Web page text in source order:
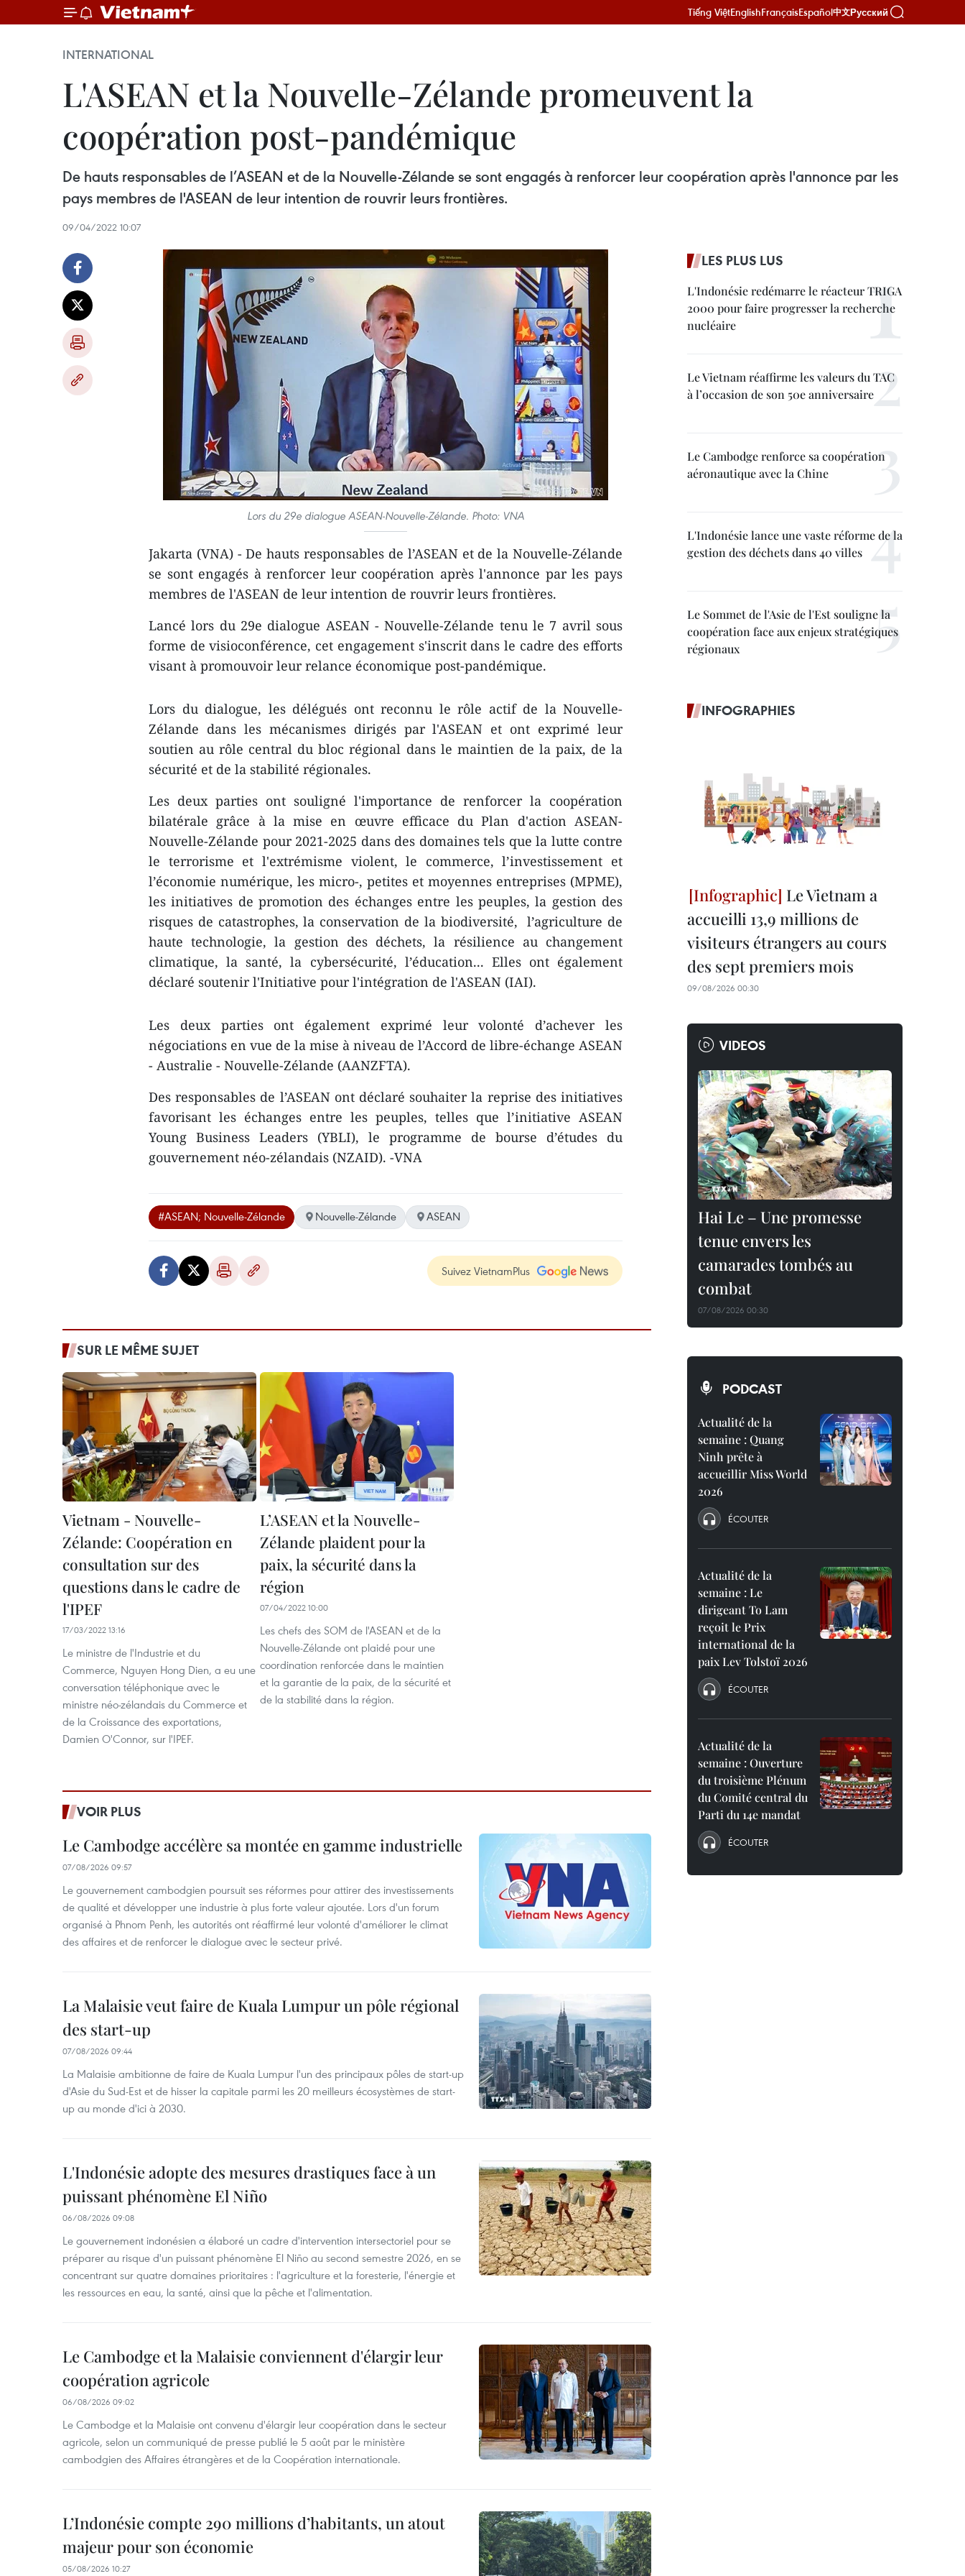
Tiếng ViệtEnglishFrançaisEspañol中文Русский
INTERNATIONAL
L'ASEAN et la Nouvelle-Zélande promeuvent la
coopération post-pandémique
De hauts responsables de l’ASEAN et de la Nouvelle-Zélande se sont engagés à renforcer leur coopération après l'annonce par les
pays membres de l'ASEAN de leur intention de rouvrir leurs frontières.
09/04/2022 10:07
Lors du 29e dialogue ASEAN-Nouvelle-Zélande. Photo: VNA
Jakarta (VNA) - De hauts responsables de l’ASEAN et de la Nouvelle-Zélande
se sont engagés à renforcer leur coopération après l'annonce par les pays
membres de l'ASEAN de leur intention de rouvrir leurs frontières.
Lancé lors du 29e dialogue ASEAN - Nouvelle-Zélande tenu le 7 avril sous
forme de visioconférence, cet engagement s'inscrit dans le cadre des efforts
visant à promouvoir leur relance économique post-pandémique.
Lors du dialogue, les délégués ont reconnu le rôle actif de la Nouvelle-
Zélande dans les mécanismes dirigés par l'ASEAN et ont exprimé leur
soutien au rôle central du bloc régional dans le maintien de la paix, de la
sécurité et de la stabilité régionales.
Les deux parties ont souligné l'importance de renforcer la coopération
bilatérale grâce à la mise en œuvre efficace du Plan d'action ASEAN-
Nouvelle-Zélande pour 2021-2025 dans des domaines tels que la lutte contre
le terrorisme et l'extrémisme violent, le commerce, l’investissement et
l’économie numérique, les micro-, petites et moyennes entreprises (MPME),
les initiatives de promotion des échanges entre les peuples, la gestion des
risques de catastrophes, la conservation de la biodiversité, l’agriculture de
haute technologie, la gestion des déchets, la résilience au changement
climatique, la santé, la cybersécurité, l’éducation... Elles ont également
déclaré soutenir l'Initiative pour l'intégration de l'ASEAN (IAI).
Les deux parties ont également exprimé leur volonté d’achever les
négociations en vue de la mise à niveau de l’Accord de libre-échange ASEAN
- Australie - Nouvelle-Zélande (AANZFTA).
Des responsables de l’ASEAN ont déclaré souhaiter la reprise des initiatives
favorisant les échanges entre les peuples, telles que l’initiative ASEAN
Young Business Leaders (YBLI), le programme de bourse d’études du
gouvernement néo-zélandais (NZAID). -VNA
#ASEAN; Nouvelle-Zélande Nouvelle-Zélande ASEAN
Suivez VietnamPlus
SUR LE MÊME SUJET
Vietnam - Nouvelle-
Zélande: Coopération en
consultation sur des
questions dans le cadre de
l'IPEF
17/03/2022 13:16
Le ministre de l'Industrie et du
Commerce, Nguyen Hong Dien, a eu une
conversation téléphonique avec le
ministre néo-zélandais du Commerce et
de la Croissance des exportations,
Damien O'Connor, sur l'IPEF.
L’ASEAN et la Nouvelle-
Zélande plaident pour la
paix, la sécurité dans la
région
07/04/2022 10:00
Les chefs des SOM de l'ASEAN et de la
Nouvelle-Zélande ont plaidé pour une
coordination renforcée dans le maintien
et la garantie de la paix, de la sécurité et
de la stabilité dans la région.
VOIR PLUS
Le Cambodge accélère sa montée en gamme industrielle
07/08/2026 09:57
Le gouvernement cambodgien poursuit ses réformes pour attirer des investissements
de qualité et développer une industrie à plus forte valeur ajoutée. Lors d'un forum
organisé à Phnom Penh, les autorités ont réaffirmé leur volonté d'améliorer le climat
des affaires et de renforcer le dialogue avec le secteur privé.
La Malaisie veut faire de Kuala Lumpur un pôle régional
des start-up
07/08/2026 09:44
La Malaisie ambitionne de faire de Kuala Lumpur l'un des principaux pôles de start-up
d'Asie du Sud-Est et de hisser la capitale parmi les 20 meilleurs écosystèmes de start-
up au monde d'ici à 2030.
L'Indonésie adopte des mesures drastiques face à un
puissant phénomène El Niño
06/08/2026 09:08
Le gouvernement indonésien a élaboré un cadre d'intervention intersectoriel pour se
préparer au risque d'un puissant phénomène El Niño au second semestre 2026, en se
concentrant sur quatre domaines prioritaires : l'agriculture et la foresterie, l'énergie et
les ressources en eau, la santé, ainsi que la pêche et l'alimentation.
Le Cambodge et la Malaisie conviennent d'élargir leur
coopération agricole
06/08/2026 09:02
Le Cambodge et la Malaisie ont convenu d'élargir leur coopération dans le secteur
agricole, selon un communiqué de presse publié le 5 août par le ministère
cambodgien des Affaires étrangères et de la Coopération internationale.
L’Indonésie compte 290 millions d’habitants, un atout
majeur pour son économie
05/08/2026 10:27
LES PLUS LUS
L'Indonésie redémarre le réacteur TRIGA
2000 pour faire progresser la recherche
nucléaire
Le Vietnam réaffirme les valeurs du TAC
à l’occasion de son 50e anniversaire
Le Cambodge renforce sa coopération
aéronautique avec la Chine
L'Indonésie lance une vaste réforme de la
gestion des déchets dans 40 villes
Le Sommet de l'Asie de l'Est souligne la
coopération face aux enjeux stratégiques
régionaux
INFOGRAPHIES
Le Vietnam a
accueilli 13,9 millions de
visiteurs étrangers au cours
des sept premiers mois
09/08/2026 00:30
VIDEOS
Hai Le – Une promesse
tenue envers les
camarades tombés au
combat
07/08/2026 00:30
PODCAST
Actualité de la
semaine : Quang
Ninh prête à
accueillir Miss World
2026
ÉCOUTER
Actualité de la
semaine : Le
dirigeant To Lam
reçoit le Prix
international de la
paix Lev Tolstoï 2026
ÉCOUTER
Actualité de la
semaine : Ouverture
du troisième Plénum
du Comité central du
Parti du 14e mandat
ÉCOUTER